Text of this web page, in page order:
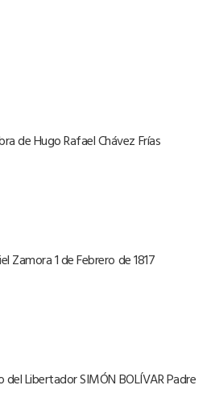
de Hugo Rafael Chávez Frías
Zamora 1 de Febrero de 1817
del Libertador SIMÓN BOLÍVAR Padre